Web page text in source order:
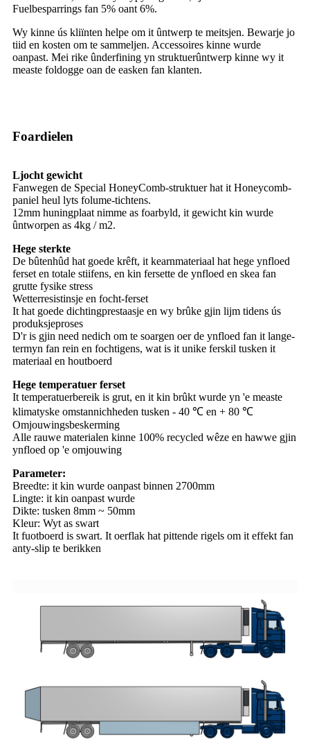
Fuelbesparrings fan 5% oant 6%.
Wy kinne ús kliïnten helpe om it ûntwerp te meitsjen. Bewarje jo
tiid en kosten om te sammeljen. Accessoires kinne wurde
oanpast. Mei rike ûnderfining yn struktuerûntwerp kinne wy ​​it
measte foldogge oan de easken fan klanten.
Foardielen
Ljocht gewicht
Fanwegen de Special HoneyComb-struktuer hat it Honeycomb-
paniel heul lyts folume-tichtens.
12mm huningplaat nimme as foarbyld, it gewicht kin wurde
ûntworpen as 4kg / m2.
Hege sterkte
De bûtenhûd hat goede krêft, it kearnmateriaal hat hege ynfloed
ferset en totale stiifens, en kin fersette de ynfloed en skea fan
grutte fysike stress
Wetterresistinsje en focht-ferset
It hat goede dichtingprestaasje en wy brûke gjin lijm tidens ús
produksjeproses
D'r is gjin need nedich om te soargen oer de ynfloed fan it lange-
termyn fan rein en fochtigens, wat is it unike ferskil tusken it
materiaal en houtboerd
Hege temperatuer ferset
It temperatuerbereik is grut, en it kin brûkt wurde yn 'e measte
klimatyske omstannichheden tusken - 40 ℃ en + 80 ℃
Omjouwingsbeskerming
Alle rauwe materialen kinne 100% recycled wêze en hawwe gjin
ynfloed op 'e omjouwing
Parameter:
Breedte: it kin wurde oanpast binnen 2700mm
Lingte: it kin oanpast wurde
Dikte: tusken 8mm ~ 50mm
Kleur: Wyt as swart
It fuotboerd is swart. It oerflak hat pittende rigels om it effekt fan
anty-slip te berikken